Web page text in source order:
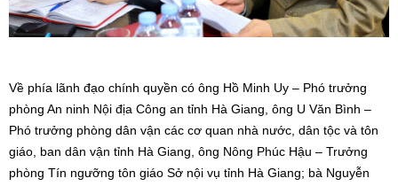
Về phía lãnh đạo chính quyền có ông Hồ Minh Uy – Phó trưởng
phòng An ninh Nội địa Công an tỉnh Hà Giang, ông U Văn Bình –
Phó trưởng phòng dân vận các cơ quan nhà nước, dân tộc và tôn
giáo, ban dân vận tỉnh Hà Giang, ông Nông Phúc Hậu – Trưởng
phòng Tín ngưỡng tôn giáo Sở nội vụ tỉnh Hà Giang; bà Nguyễn